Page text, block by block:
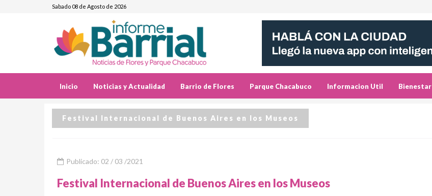
Sabado 08 de Agosto de 2026
Inicio Noticias y Actualidad Barrio de Flores Parque Chacabuco Informacion Util Bienestar
Festival Internacional de Buenos Aires en los Museos
Publicado: 02 / 03 /2021
Festival Internacional de Buenos Aires en los Museos